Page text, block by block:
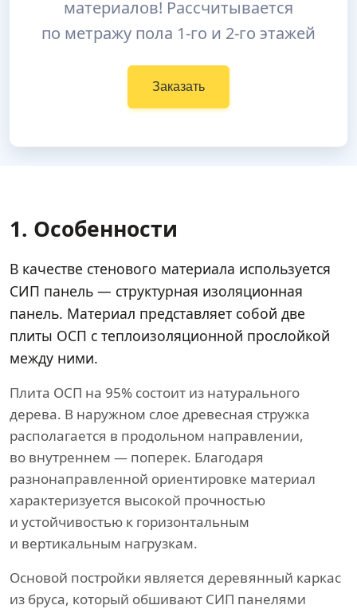
материалов! Рассчитывается
по метражу пола 1-го и 2-го этажей
Заказать
1. Особенности
В качестве стенового материала используется
СИП панель — структурная изоляционная
панель. Материал представляет собой две
плиты ОСП с теплоизоляционной прослойкой
между ними.
Плита ОСП на 95% состоит из натурального
дерева. В наружном слое древесная стружка
располагается в продольном направлении,
во внутреннем — поперек. Благодаря
разнонаправленной ориентировке материал
характеризуется высокой прочностью
и устойчивостью к горизонтальным
и вертикальным нагрузкам.
Основой постройки является деревянный каркас
из бруса, который обшивают СИП панелями